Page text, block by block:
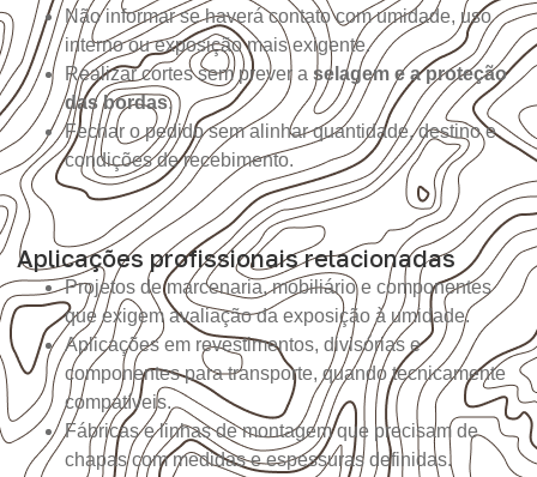
Não informar se haverá contato com umidade, uso
interno ou exposição mais exigente.
Realizar cortes sem prever a selagem e a proteção
das bordas.
Fechar o pedido sem alinhar quantidade, destino e
condições de recebimento.
Aplicações profissionais relacionadas
Projetos de marcenaria, mobiliário e componentes
que exigem avaliação da exposição à umidade.
Aplicações em revestimentos, divisórias e
componentes para transporte, quando tecnicamente
compatíveis.
Fábricas e linhas de montagem que precisam de
chapas com medidas e espessuras definidas.